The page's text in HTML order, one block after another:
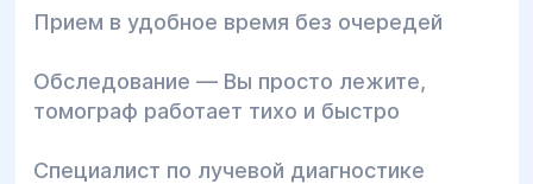
Прием в удобное время без очередей
Обследование — Вы просто лежите,
томограф работает тихо и быстро
Специалист по лучевой диагностике